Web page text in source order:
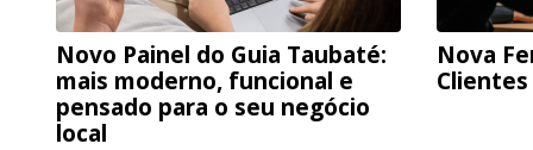
Novo Painel do Guia Taubaté:
mais moderno, funcional e
pensado para o seu negócio
local
Nova
Clientes